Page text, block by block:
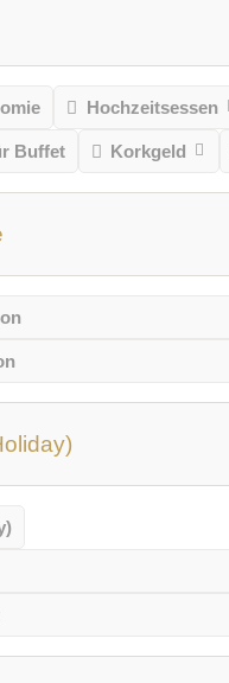
Hochzeitsessen
Buffet Korkgeld